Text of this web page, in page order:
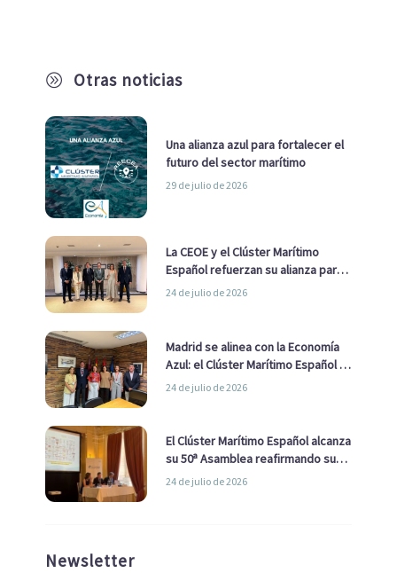
A Otras noticias
Una alianza azul para fortalecer el
futuro del sector marítimo
29 de julio de 2026
La CEOE y el Clúster Marítimo
Español refuerzan su alianza para
impulsar una estrategia Nacional
24 de julio de 2026
Madrid se alinea con la Economía
Azul: el Clúster Marítimo Español y
la Real Liga Naval avanzan alianzas
24 de julio de 2026
El Clúster Marítimo Español alcanza
su 50ª Asamblea reafirmando su
liderazgo en la Economía Azul
24 de julio de 2026
Newsletter